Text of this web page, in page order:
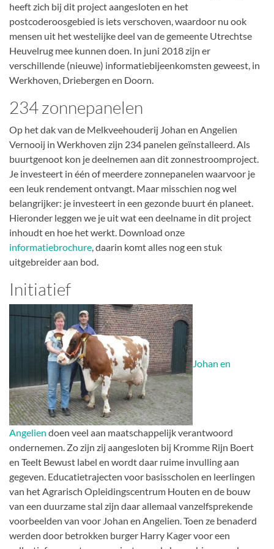
heeft zich bij dit project aangesloten en het
postcoderoosgebied is iets verschoven, waardoor nu ook
mensen uit het westelijke deel van de gemeente Utrechtse
Heuvelrug mee kunnen doen. In juni 2018 zijn er
verschillende (nieuwe) informatiebijeenkomsten geweest, in
Werkhoven, Driebergen en Doorn.
234 zonnepanelen
Op het dak van de Melkveehouderij Johan en Angelien
Vernooij in Werkhoven zijn 234 panelen geïnstalleerd. Als
buurtgenoot kon je deelnemen aan dit zonnestroomproject.
Je investeert in één of meerdere zonnepanelen waarvoor je
een leuk rendement ontvangt. Maar misschien nog wel
belangrijker: je investeert in een gezonde buurt én planeet.
Hieronder leggen we je uit wat een deelname in dit project
inhoudt en hoe het werkt. Download onze
informatiebrochure, daarin komt alles nog een stuk
uitgebreider aan bod.
Initiatief
Johan en
Angelien doen veel aan maatschappelijk verantwoord
ondernemen. Zo zijn zij aangesloten bij Kromme Rijn Boert
en Teelt Bewust label en wordt daar ruime invulling aan
gegeven. Educatietrajecten voor basisscholen en leerlingen
van het Agrarisch Opleidingscentrum Houten en de bouw
van een duurzame stal zijn daar allemaal vanzelfsprekende
voorbeelden van voor Johan en Angelien. Toen ze benaderd
werden door betrokken burger Harry Kager voor een